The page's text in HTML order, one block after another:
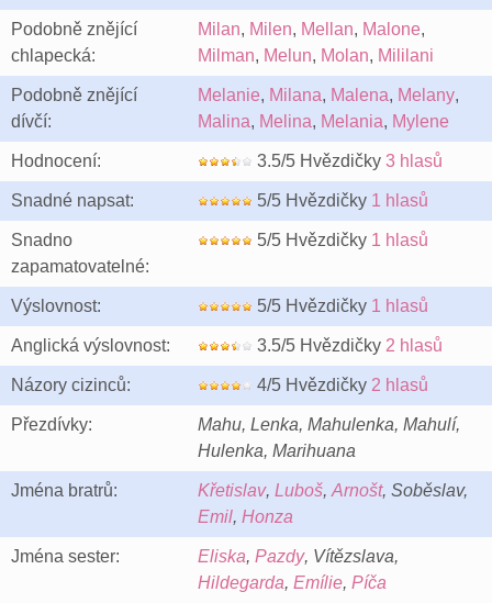
Podobně znějící
chlapecká:
Milan, Milen, Mellan, Malone,
Milman, Melun, Molan, Mililani
Podobně znějící
dívčí:
Melanie, Milana, Malena, Melany,
Malina, Melina, Melania, Mylene
Hodnocení: 3.5/5 Hvězdičky 3 hlasů
Snadné napsat: 5/5 Hvězdičky 1 hlasů
Snadno
zapamatovatelné:
5/5 Hvězdičky 1 hlasů
Výslovnost: 5/5 Hvězdičky 1 hlasů
Anglická výslovnost: 3.5/5 Hvězdičky 2 hlasů
Názory cizinců: 4/5 Hvězdičky 2 hlasů
Přezdívky:
Mahu, Lenka, Mahulenka, Mahulí,
Hulenka, Marihuana
Jména bratrů: Křetislav, Luboš, Arnošt, Soběslav,
Emil, Honza
Jména sester: Eliska, Pazdy, Vítězslava,
Hildegarda, Emílie, Píča